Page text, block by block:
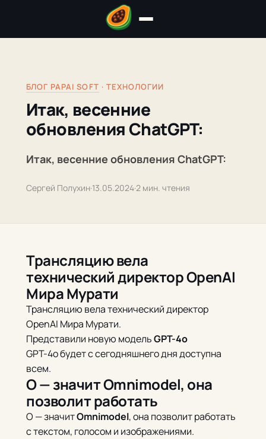
БЛОГ PAPAI SOFT · ТЕХНОЛОГИИ
Итак, весенние
обновления ChatGPT:
Итак, весенние обновления ChatGPT:
Сергей Полухин·13.05.2024·2 мин. чтения
Трансляцию вела
технический директор OpenAI
Мира Мурати
Трансляцию вела технический директор
OpenAI Мира Мурати.
Представили новую модельGPT-4o
GPT-4o будет с сегодняшнего дня доступна
всем.
O — значит Omnimodel, она
позволит работать
O — значитOmnimodel, она позволит работать
с текстом, голосом и изображениями.